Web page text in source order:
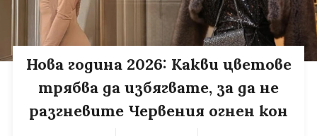
Нова година 2026: Какви цветове
трябва да избягвате, за да не
разгневите Червения огнен кон